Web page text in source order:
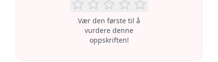
Vær den første til å
vurdere denne
oppskriften!